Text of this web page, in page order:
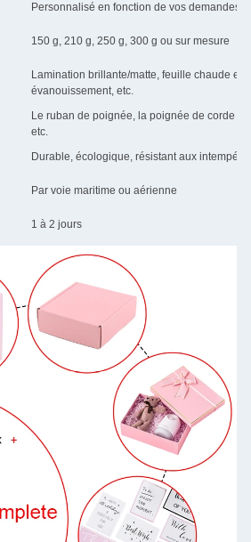
Personnalisé en fonction de vos demandes
150 g, 210 g, 250 g, 300 g ou sur mesure
Lamination brillante/matte, feuille chaude
évanouissement, etc.
Le ruban de poignée, la poignée de corde
etc.
Durable, écologique, résistant aux
Par voie maritime ou aérienne
1 à 2 jours